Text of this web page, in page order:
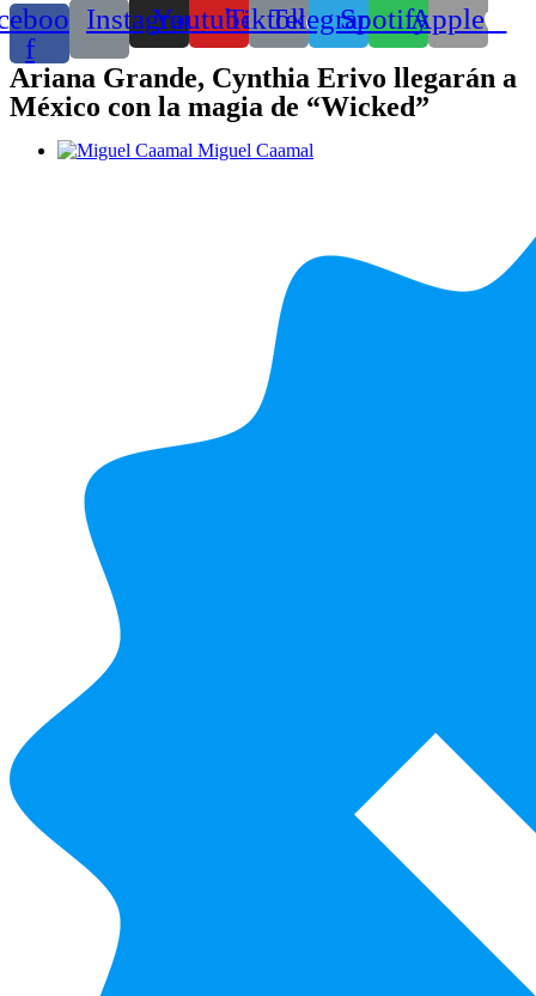
f
Instagram
YoutubeTiktokTelegramSpotifyApple
Ariana Grande, Cynthia Erivo llegarán a
México con la magia de “Wicked”
Miguel Caamal